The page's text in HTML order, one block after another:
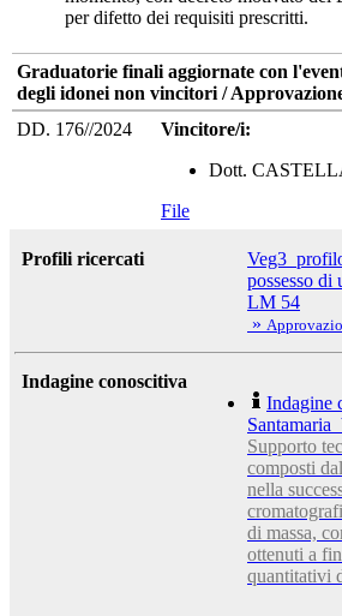
per difetto dei requisiti prescritti.
Graduatorie finali aggiornate con
degli idonei non vincitori /
DD. 176//2024
Vincitore/i:
Dott.
File
Profili ricercati
possesso di
LM 54
»
Indagine conoscitiva
Indagine
Supporto
composti
nella
di massa,
ottenuti a
quantitativi